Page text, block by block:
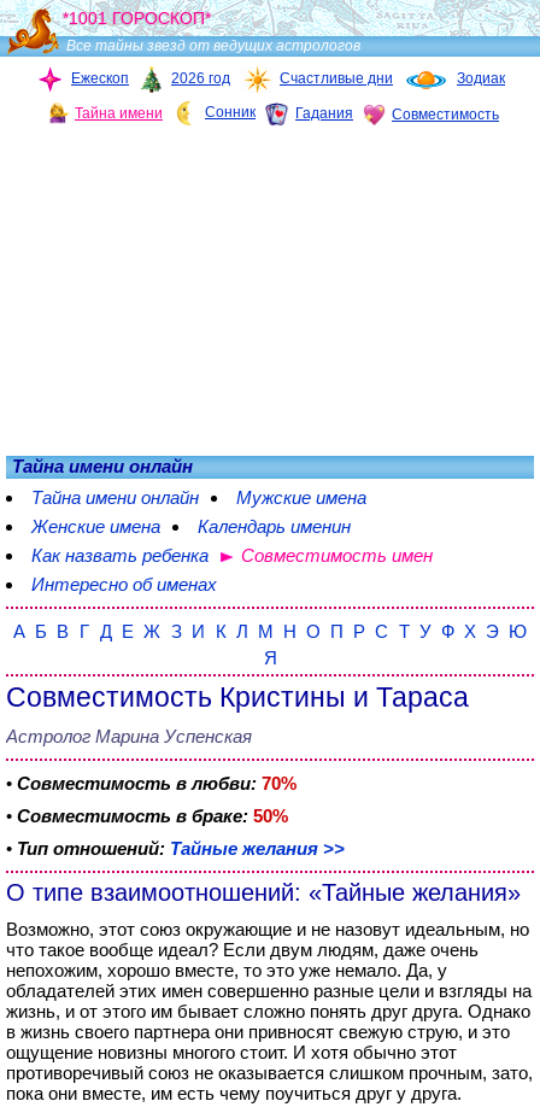
*1001 ГОРОСКОП*
Все тайны звезд от ведущих астрологов
Ежескоп
2026 год Счастливые дни Зодиак
Тайна имени Сонник Гадания Совместимость
Тайна имени онлайн
Тайна имени онлайн
Мужские имена
Женские имена
Календарь именин
Как назвать ребенка
Совместимость имен
Интересно об именах
А Б В Г Д Е Ж З И К Л М Н О П Р С Т У Ф Х Э Ю
Я
Совместимость Кристины и Тараса
Астролог Марина Успенская
• Совместимость в любви: 70%
• Совместимость в браке: 50%
• Тип отношений: Тайные желания >>
О типе взаимоотношений: «Тайные желания»
Возможно, этот союз окружающие и не назовут идеальным, но
что такое вообще идеал? Если двум людям, даже очень
непохожим, хорошо вместе, то это уже немало. Да, у
обладателей этих имен совершенно разные цели и взгляды на
жизнь, и от этого им бывает сложно понять друг друга. Однако
в жизнь своего партнера они привносят свежую струю, и это
ощущение новизны многого стоит. И хотя обычно этот
противоречивый союз не оказывается слишком прочным, зато,
пока они вместе, им есть чему поучиться друг у друга.